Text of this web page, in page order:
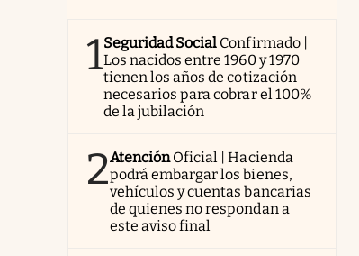
1Seguridad Social Confirmado |
Los nacidos entre 1960 y 1970
tienen los años de cotización
necesarios para cobrar el 100%
de la jubilación
2AtenciónOficial | Hacienda
podrá embargar los bienes,
vehículos y cuentas bancarias
de quienes no respondan a
este aviso final